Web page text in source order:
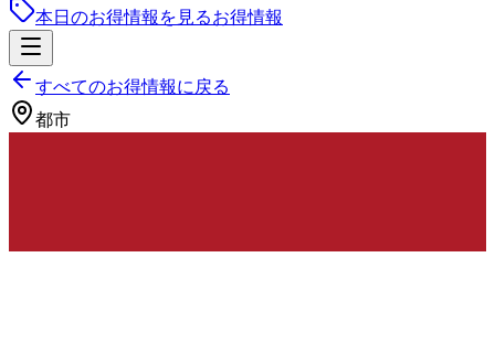
本日のお得情報を見るお得情報
すべてのお得情報に戻る
都市